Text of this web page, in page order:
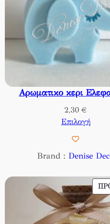
Αρωματικο κερι
2,30 €
Επιλογή
Brand :Denise